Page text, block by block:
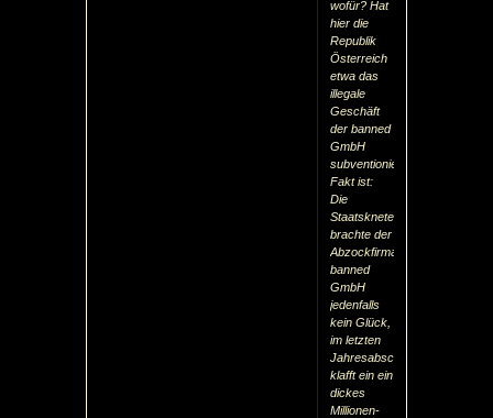
wofür? Hat
hier die
Republik
Österreich
etwa das
illegale
Geschäft
der banned
GmbH
subventioniert?
Fakt ist:
Die
Staatsknete
brachte der
Abzockfirma
banned
GmbH
jedenfalls
kein Glück,
im letzten
Jahresabschluss
klafft ein ein
dickes
Millionen-